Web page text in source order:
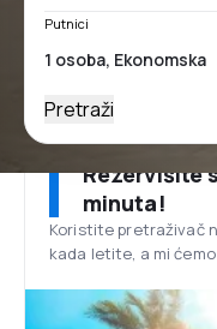
Putnici
Pretraži
Rezervišite
minuta!
Koristite pretraživač
kada letite, a mi